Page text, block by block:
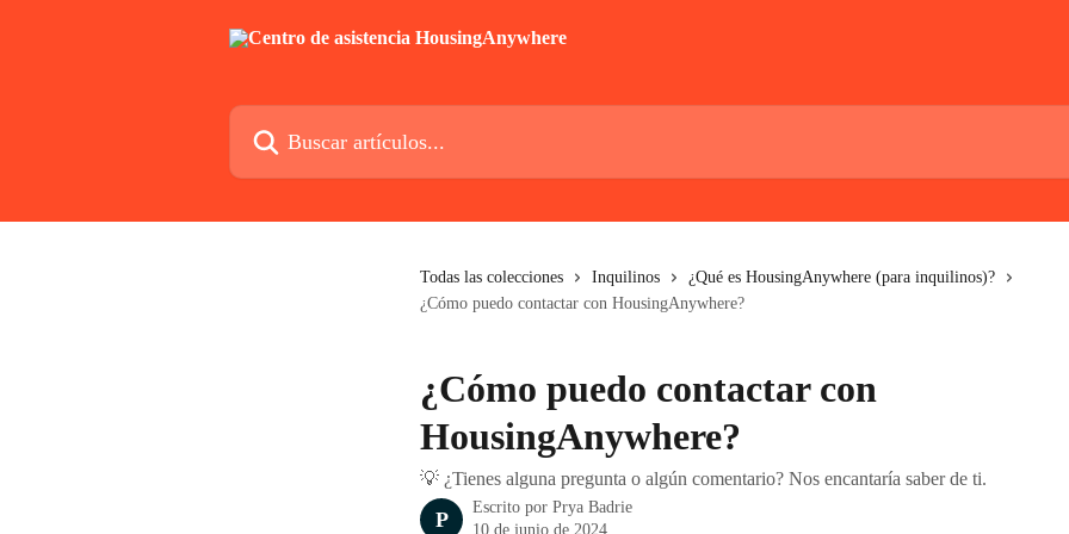
Buscar artículos...
Todas las colecciones Inquilinos
¿Qué es HousingAnywhere (para inquilinos)?
¿Cómo puedo contactar con HousingAnywhere?
¿Cómo puedo contactar con
HousingAnywhere?
💡 ¿Tienes alguna pregunta o algún comentario? Nos encantaría saber de ti.
P
Escrito por Prya Badrie
10 de junio de 2024